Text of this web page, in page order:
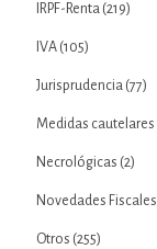
IRPF-Renta (219)
IVA (105)
Jurisprudencia (77)
Medidas cautelares
Necrológicas (2)
Novedades Fiscales
Otros (255)